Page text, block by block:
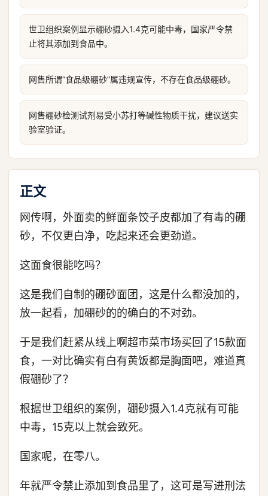
世卫组织案例显示硼砂摄入1.4克可能中毒，国家严令禁
止将其添加到食品中。
网售所谓“食品级硼砂”属违规宣传，不存在食品级硼砂。
网售硼砂检测试剂易受小苏打等碱性物质干扰，建议送实
验室验证。
正文
网传啊，外面卖的鲜面条饺子皮都加了有毒的硼
砂，不仅更白净，吃起来还会更劲道。
这面食很能吃吗？
这是我们自制的硼砂面团，这是什么都没加的，
放一起看，加硼砂的的确白的不对劲。
于是我们赶紧从线上啊超市菜市场买回了15款面
食，一对比确实有白有黄饭都是胸面吧，难道真
假硼砂了？
根据世卫组织的案例，硼砂摄入1.4克就有可能
中毒，15克以上就会致死。
国家呢，在零八。
年就严令禁止添加到食品里了，这可是写进刑法